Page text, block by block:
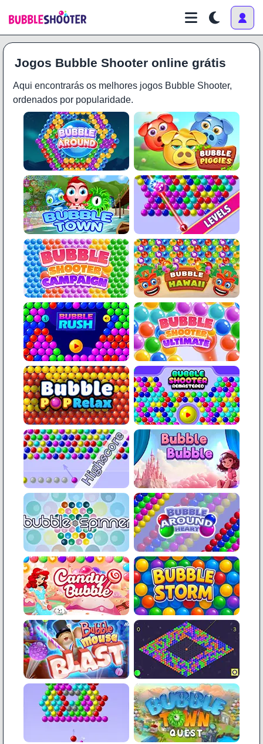
Jogos Bubble Shooter online grátis
Aqui encontrarás os melhores jogos Bubble Shooter,
ordenados por popularidade.